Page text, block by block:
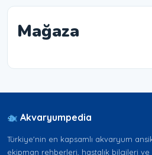
Mağaza
Akvaryumpedia
Türkiye'nin en kapsamlı akvaryum
ekipman rehberleri, hastalık bilgileri ve